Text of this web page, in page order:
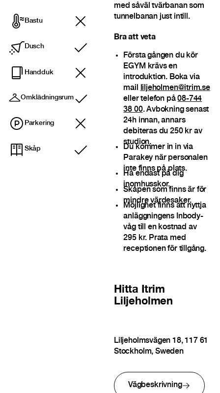
Bastu
Dusch
Ingår
Handduk
Omklädningsrum
Ingår
Parkering
Skåp
Ingår
med såväl tvärbanan som
tunnelbanan just intill.
Bra att veta
Första gången du kör
EGYM krävs en
introduktion. Boka via
mail liljeholmen@itrim.se
eller telefon på08-744
38 00. Avbokning senast
24h innan, annars
debiteras du 250 kr av
studion.
Du kommer in in via
Parakey när personalen
inte finns på plats.
Ha endast på dig
inomhusskor.
Skåpen som finns är för
mindre värdesaker.
Möjlighet finns att nyttja
anläggningens Inbody-
våg till en kostnad av
295 kr. Prata med
receptionen för tillgång.
Hitta Itrim
Liljeholmen
Liljeholmsvägen 18, 117 61
Stockholm, Sweden
Vägbeskrivning